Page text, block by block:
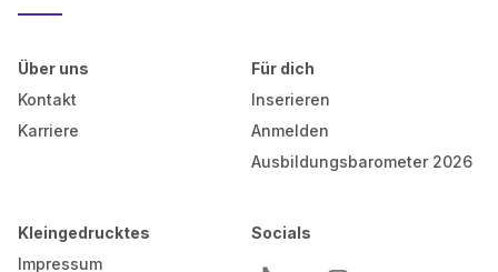
Über uns
Kontakt
Karriere
Für dich
Inserieren
Anmelden
Ausbildungsbarometer 2026
Kleingedrucktes
Impressum
Socials